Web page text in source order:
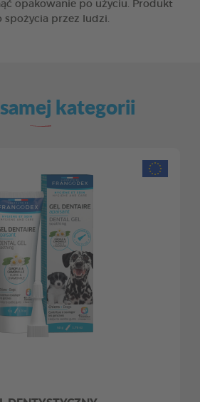
opakowanie po użyciu. Produkt
spożycia przez ludzi.
kategorii